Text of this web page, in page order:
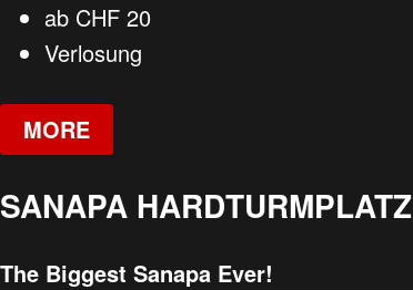
ab CHF 20
Verlosung
MORE
SANAPA HARDTURMPLATZ
The Biggest Sanapa Ever!